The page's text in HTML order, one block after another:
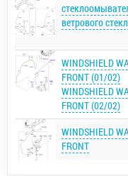
ветрового
WINDSHIELD
FRONT (01/02)
WINDSHIELD
FRONT (02/02)
WINDSHIELD
FRONT